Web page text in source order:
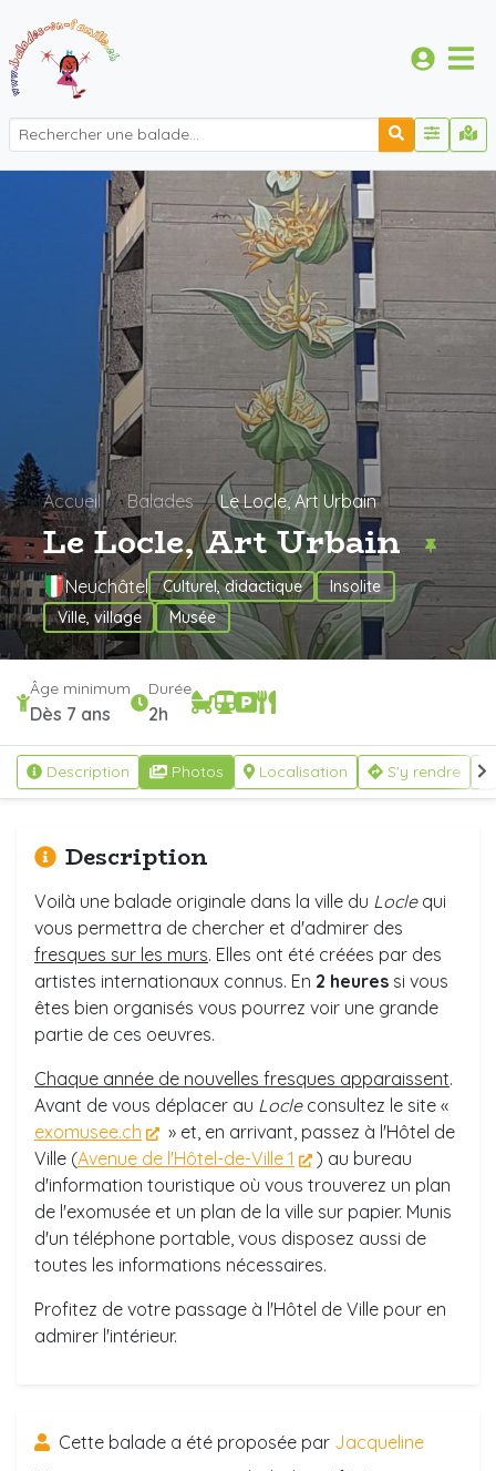
Accueil Balades Le Locle, Art Urbain
Le Locle, Art Urbain
Neuchâtel Culturel, didactique
Insolite
Ville, village
Musée
Âge minimum
Dès 7 ans
Durée
2h
Description Photos Localisation S'y rendre
Description
Voilà une balade originale dans la ville du Locle qui
vous permettra de chercher et d'admirer des
fresques sur les murs. Elles ont été créées par des
artistes internationaux connus. En 2 heures si vous
êtes bien organisés vous pourrez voir une grande
partie de ces oeuvres.
Chaque année de nouvelles fresques apparaissent.
Avant de vous déplacer au Locle consultez le site «
exomusee.ch
» et, en arrivant, passez à l'Hôtel de
Ville (Avenue de l'Hôtel-de-Ville 1
) au bureau
d'information touristique où vous trouverez un plan
de l'exomusée et un plan de la ville sur papier. Munis
d'un téléphone portable, vous disposez aussi de
toutes les informations nécessaires.
Profitez de votre passage à l'Hôtel de Ville pour en
admirer l'intérieur.
Cette balade a été proposée par Jacqueline